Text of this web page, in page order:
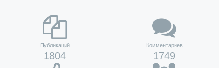
Публикаций
1804
Комментариев
1749